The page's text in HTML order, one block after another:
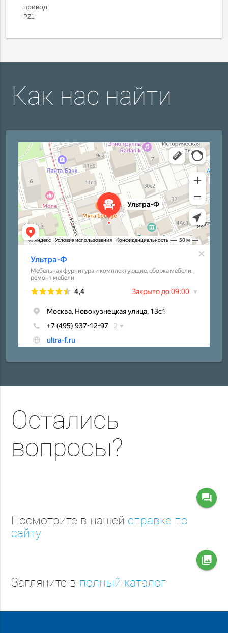
привод
PZ1
Как нас найти
Остались
вопросы?
question_answer
Посмотрите в нашей справке по
сайту
collections
Загляните в полный каталог